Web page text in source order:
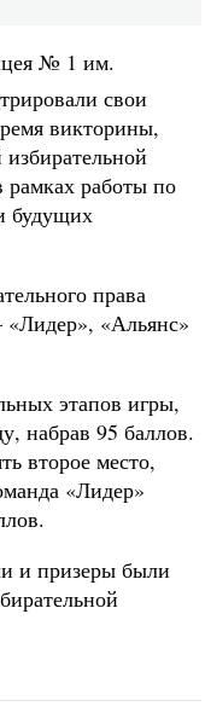
№ 1 им.
свои
викторины,
рамках работы по
будущих
права
«Альянс»
этапов игры,
набрав 95 баллов.
второе место,
«Лидер»
и призеры были